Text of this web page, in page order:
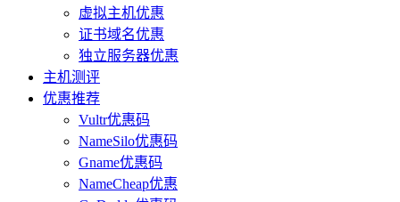
虚拟主机优惠
证书域名优惠
独立服务器优惠
主机测评
优惠推荐
Vultr优惠码
NameSilo优惠码
Gname优惠码
NameCheap优惠